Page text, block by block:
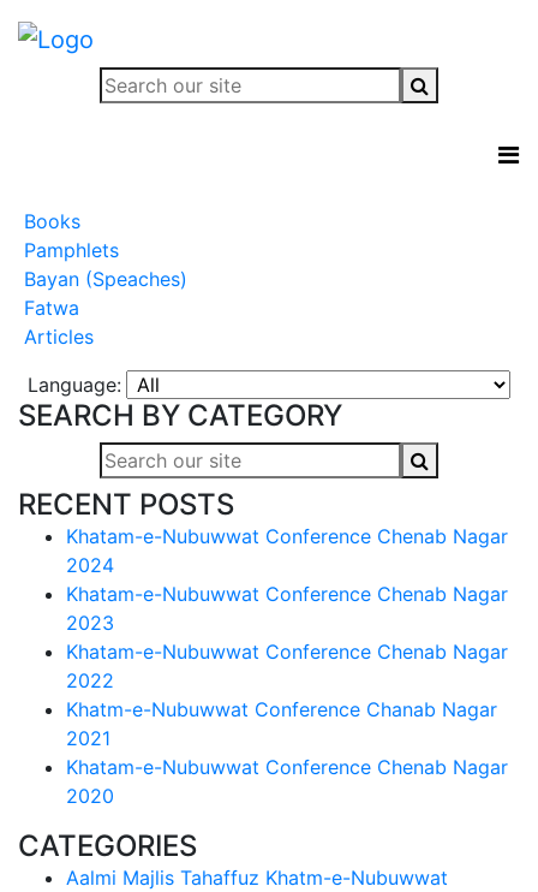
Books
Pamphlets
Bayan (Speaches)
Fatwa
Articles
Language:
SEARCH BY CATEGORY
RECENT POSTS
Khatam-e-Nubuwwat Conference Chenab Nagar
2024
Khatam-e-Nubuwwat Conference Chenab Nagar
2023
Khatam-e-Nubuwwat Conference Chenab Nagar
2022
Khatm-e-Nubuwwat Conference Chanab Nagar
2021
Khatam-e-Nubuwwat Conference Chenab Nagar
2020
CATEGORIES
Aalmi Majlis Tahaffuz Khatm-e-Nubuwwat